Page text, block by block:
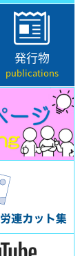
発行物
publications